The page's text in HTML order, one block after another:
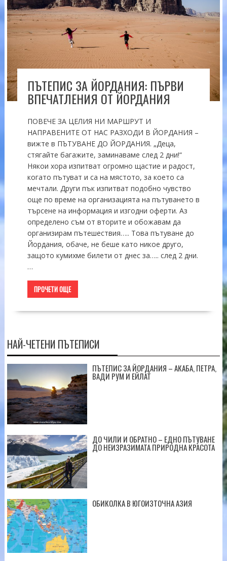
ПЪТЕПИС ЗА ЙОРДАНИЯ: ПЪРВИ
ВПЕЧАТЛЕНИЯ ОТ ЙОРДАНИЯ
ПОВЕЧЕ ЗА ЦЕЛИЯ НИ МАРШРУТ И
НАПРАВЕНИТЕ ОТ НАС РАЗХОДИ В ЙОРДАНИЯ –
вижте в ПЪТУВАНЕ ДО ЙОРДАНИЯ. „Деца,
стягайте багажите, заминаваме след 2 дни!“
Някои хора изпитват огромно щастие и радост,
когато пътуват и са на мястото, за което са
мечтали. Други пък изпитват подобно чувство
още по време на организацията на пътуването в
търсене на информация и изгодни оферти. Аз
определено съм от вторите и обожавам да
организирам пътешествия….. Това пътуване до
Йордания, обаче, не беше като никое друго,
защото кумихме билети от днес за….. след 2 дни.
…
ПРОЧЕТИ ОЩЕ
НАЙ-ЧЕТЕНИ ПЪТЕПИСИ
ПЪТЕПИС ЗА ЙОРДАНИЯ – АКАБА, ПЕТРА,
ВАДИ РУМ И ЕЙЛАТ
ДО ЧИЛИ И ОБРАТНО – ЕДНО ПЪТУВАНЕ
ДО НЕИЗРАЗИМАТА ПРИРОДНА КРАСОТА
ОБИКОЛКА В ЮГОИЗТОЧНА АЗИЯ